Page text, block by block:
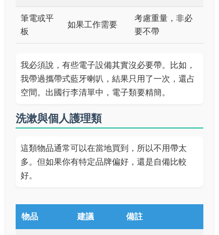
筆電或平
板
如果工作需要
考慮重量，非必
要不帶
我必須說，有些電子設備其實沒必要帶。比如，
我帶過攜帶式藍牙喇叭，結果只用了一次，還占
空間。出國行李清單中，電子類要精簡。
洗漱與個人護理類
這類物品通常可以在當地買到，所以不用帶太
多。但如果你有特定品牌偏好，還是自備比較
好。
物品 建議 備註